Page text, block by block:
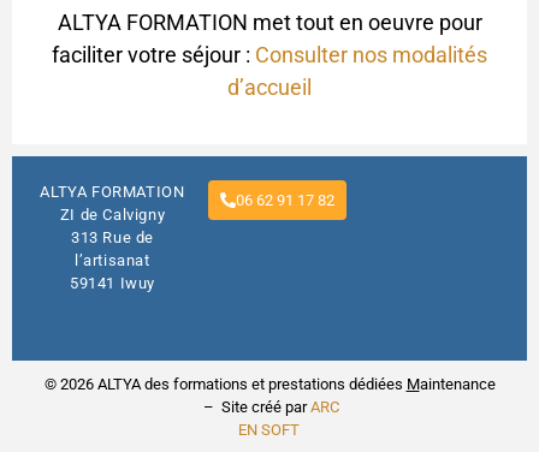
ALTYA FORMATION met tout en oeuvre pour
faciliter votre séjour : Consulter nos modalités
d’accueil
ALTYA FORMATION
ZI de Calvigny
313 Rue de
l’artisanat
59141 Iwuy
06 62 91 17 82
© 2026 ALTYA des formations et prestations dédiées Maintenance
– Site créé parARC
EN SOFT